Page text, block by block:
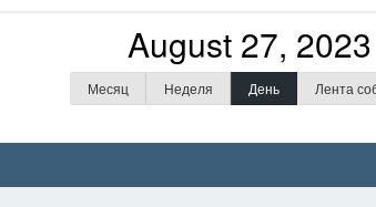
August 27, 2023
Месяц Неделя День Лента